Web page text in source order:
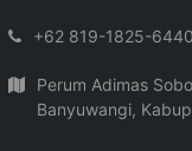
+62 819-1825-6440
Perum Adimas
Banyuwangi,